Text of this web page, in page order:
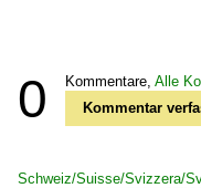
0 Kommentare, Alle
Kommentar
Schweiz/Suisse/Svizzera/